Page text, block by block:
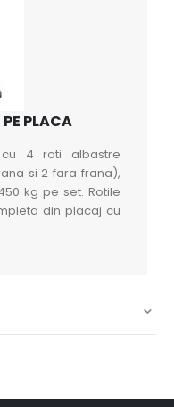
PLACA
4 roti albastre
si 2 fara frana),
kg pe set. Rotile
din placaj cu